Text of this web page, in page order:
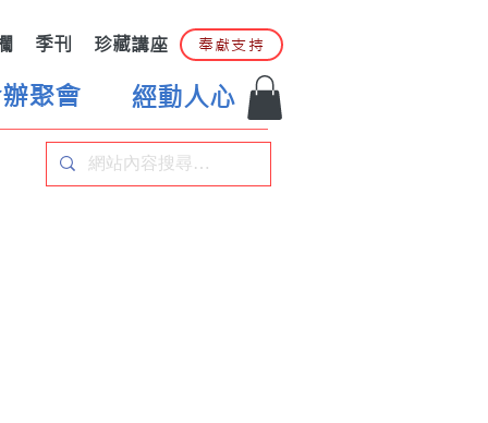
季刊 珍藏講座 奉獻支持
聚會 經動人心